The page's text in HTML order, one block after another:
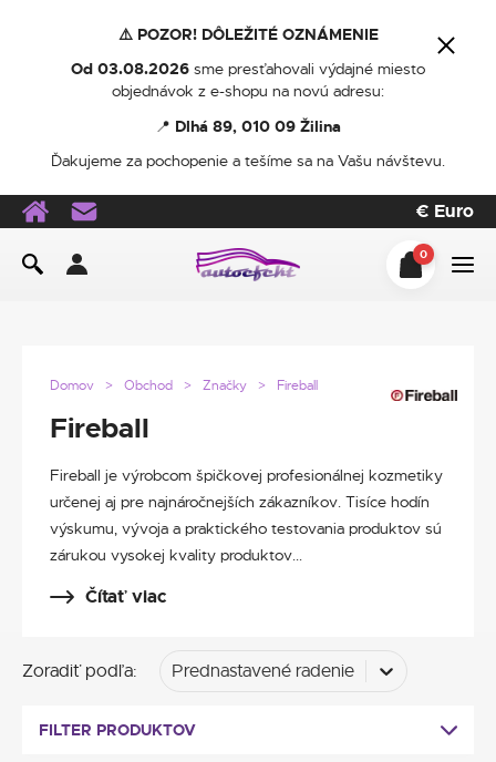
⚠️ POZOR! DÔLEŽITÉ OZNÁMENIE
Od 03.08.2026 sme presťahovali výdajné miesto
objednávok z e-shopu na novú adresu:
📍 Dlhá 89, 010 09 Žilina
Ďakujeme za pochopenie a tešíme sa na Vašu návštevu.
€ Euro
0
Domov Obchod Značky Fireball
Fireball
Fireball je výrobcom špičkovej profesionálnej kozmetiky
určenej aj pre najnáročnejších zákazníkov. Tisíce hodín
výskumu, vývoja a praktického testovania produktov sú
zárukou vysokej kvality produktov...
Čítať viac
Zoradiť podľa: Prednastavené radenie
FILTER PRODUKTOV